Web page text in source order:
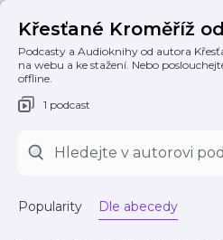
Křesťané Kroměříž
Podcasty a Audioknihy od autora
na webu a ke stažení. Nebo
offline.
1 podcast
Popularity Dle abecedy